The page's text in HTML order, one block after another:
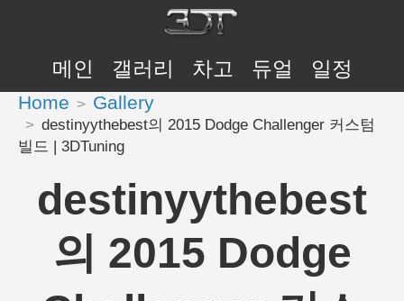
메인 갤러리 차고 듀얼 일정
Home Gallery
destinyythebest의 2015 Dodge Challenger 커스텀
빌드 | 3DTuning
destinyythebest
의 2015 Dodge